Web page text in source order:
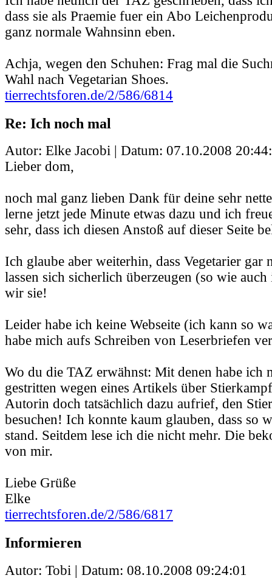
dass sie als Praemie fuer ein Abo
ganz normale Wahnsinn eben.
Achja, wegen den Schuhen: Frag mal die
Wahl nach Vegetarian Shoes.
tierrechtsforen.de/2/586/6814
Re: Ich noch mal
Autor: Elke Jacobi | Datum: 07.10.2008
Lieber dom,
noch mal ganz lieben Dank für deine sehr
lerne jetzt jede Minute etwas dazu und ich
sehr, dass ich diesen Anstoß auf dieser Seite
Ich glaube aber weiterhin, dass Vegetarier gar
lassen sich sicherlich überzeugen (so wie
wir sie!
Leider habe ich keine Webseite (ich kann so
habe mich aufs Schreiben von Leserbriefen
Wo du die TAZ erwähnst: Mit denen habe ich
gestritten wegen eines Artikels über
Autorin doch tatsächlich dazu aufrief, den
besuchen! Ich konnte kaum glauben, dass so
stand. Seitdem lese ich die nicht mehr. Die
von mir.
Liebe Grüße
Elke
tierrechtsforen.de/2/586/6817
Informieren
Autor: Tobi | Datum: 08.10.2008 09:24:01